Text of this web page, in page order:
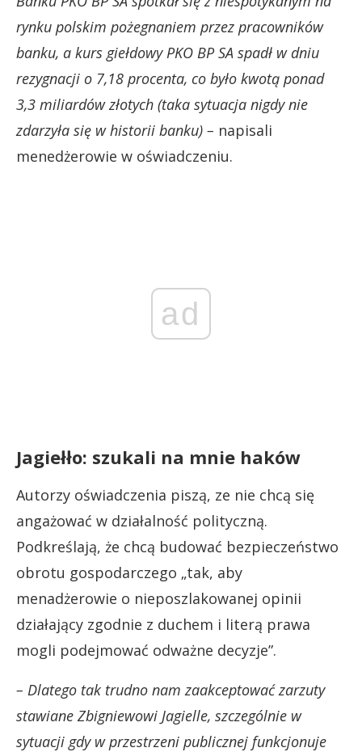
rynku polskim pożegnaniem przez pracowników
banku, a kurs giełdowy PKO BP SA spadł w dniu
rezygnacji o 7,18 procenta, co było kwotą ponad
3,3 miliardów złotych (taka sytuacja nigdy nie
zdarzyła się w historii banku) – napisali
menedżerowie w oświadczeniu.
ad
Jagiełło: szukali na mnie haków
Autorzy oświadczenia piszą, ze nie chcą się
angażować w działalność polityczną.
Podkreślają, że chcą budować bezpieczeństwo
obrotu gospodarczego „tak, aby
menadżerowie o nieposzlakowanej opinii
działający zgodnie z duchem i literą prawa
mogli podejmować odważne decyzje”.
– Dlatego tak trudno nam zaakceptować zarzuty
stawiane Zbigniewowi Jagielle, szczególnie w
sytuacji gdy w przestrzeni publicznej funkcjonuje